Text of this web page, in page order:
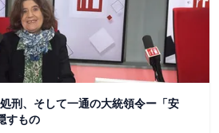
刑、そして一通の大統領令ー「安
すもの